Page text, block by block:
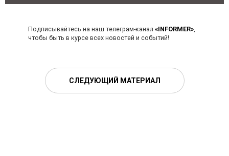
Подписывайтесь на наш телеграм-канал «INFORMER»,
чтобы быть в курсе всех новостей и событий!
СЛЕДУЮЩИЙ МАТЕРИАЛ